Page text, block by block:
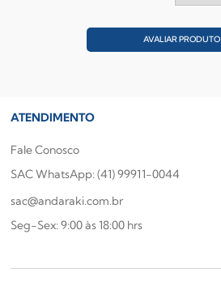
AVALIAR PRODUTO
ATENDIMENTO
Fale Conosco
SAC WhatsApp: (41) 99911-0044
sac@andaraki.com.br
Seg-Sex: 9:00 às 18:00 hrs